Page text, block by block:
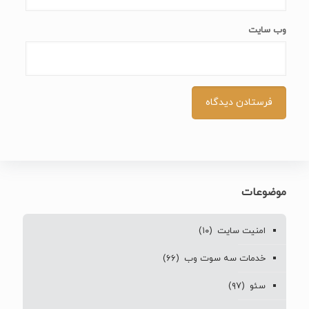
وب‌ سایت
موضوعات
امنیت سایت (۱۰)
خدمات سه سوت وب (۶۶)
سئو (۹۷)